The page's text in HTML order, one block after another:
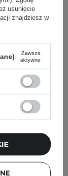
usunięcie
znajdziesz w
Zawsze
aktywne